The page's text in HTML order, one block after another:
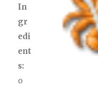
In
gr
edi
ent
s:
o